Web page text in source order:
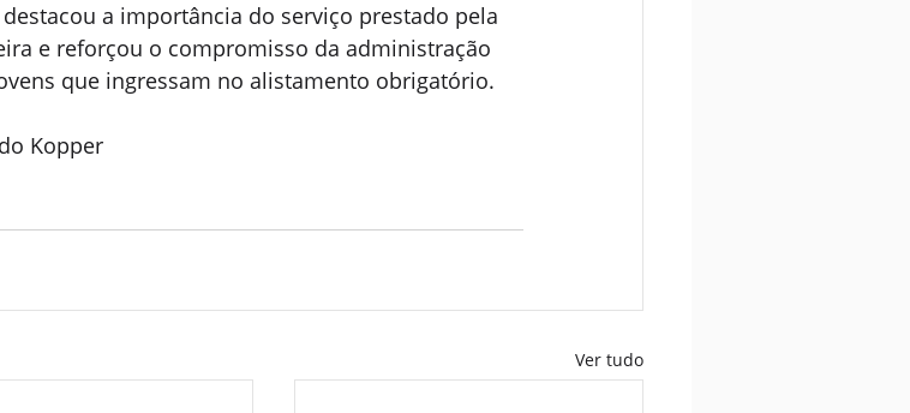
a importância do serviço prestado pela
e reforçou o compromisso da administração
que ingressam no alistamento obrigatório.
Kopper
Ver tudo